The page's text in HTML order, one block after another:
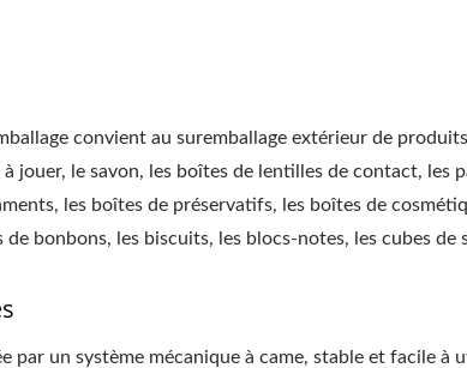
convient au suremballage extérieur de
jouer, le savon, les boîtes de lentilles de contact, les
les boîtes de préservatifs, les boîtes de
bonbons, les biscuits, les blocs-notes, les cubes de
par un système mécanique à came, stable et facile à